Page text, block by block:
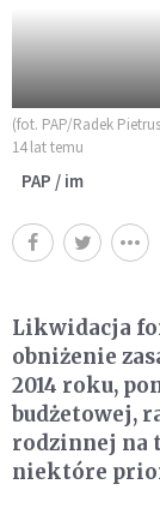
(fot. PAP/Radek
14 lat temu
PAP / im
Likwidacja
obniżenie
2014 roku,
budżetowej,
rodzinnej na
niektóre